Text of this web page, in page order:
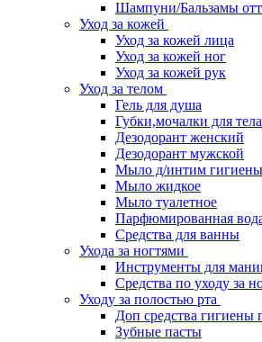
Шампуни/Бальзамы
Уход за кожей
Уход за кожей лица
Уход за кожей ног
Уход за кожей рук
Уход за телом
Гель для душа
Губки,мочалки для тела
Дезодорант женский
Дезодорант мужской
Мыло д/интим гигиены
Мыло жидкое
Мыло туалетное
Парфюмированная
Средства для ванны
Ухода за ногтями
Инструменты для
Средства по уходу за
Уходу за полостью рта
Доп средства гигиены
Зубные пасты